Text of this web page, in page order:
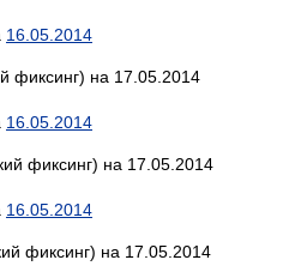
16.05.2014
фиксинг) на 17.05.2014
16.05.2014
фиксинг) на 17.05.2014
16.05.2014
фиксинг) на 17.05.2014